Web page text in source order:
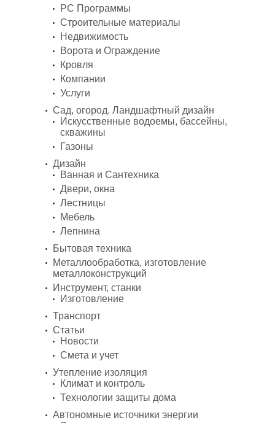
PC Программы
Строительные материалы
Недвижимость
Ворота и Ограждение
Кровля
Компании
Услуги
Сад, огород. Ландшафтный дизайн
Искусственные водоемы, бассейны,
скважины
Газоны
Дизайн
Ванная и Сантехника
Двери, окна
Лестницы
Мебель
Лепнина
Бытовая техника
Металлообработка, изготовление
металлоконструкций
Инструмент, станки
Изготовление
Транспорт
Статьи
Новости
Смета и учет
Утепление изоляция
Климат и контроль
Технологии защиты дома
Автономные источники энергии